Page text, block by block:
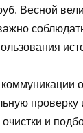
Весной
очистки и